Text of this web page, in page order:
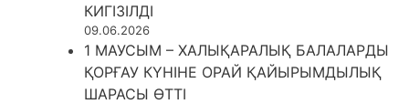
КИГІЗІЛДІ
09.06.2026
1 МАУСЫМ – ХАЛЫҚАРАЛЫҚ БАЛАЛАРДЫ
ҚОРҒАУ КҮНІНЕ ОРАЙ ҚАЙЫРЫМДЫЛЫҚ
ШАРАСЫ ӨТТІ